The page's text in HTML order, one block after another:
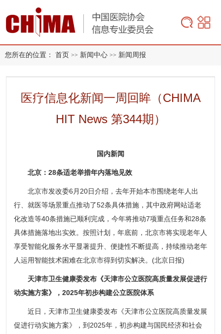
您所在的位置： 首页 >> 新闻中心 >> 新闻周报
医疗信息化新闻一周回眸（CHIMA
HIT News 第344期）
国内新闻
北京：28条适老举措年内落地见效
北京市发改委6月20日介绍，去年开始本市围绕老年人出
行、就医等场景重点推动了52条具体措施，其中政府网站适老
化改造等40条措施已顺利完成，今年将推动7项重点任务和28条
具体措施落地出实效。按照计划，年底前，北京市将实现老年人
享受智能化服务水平显著提升、便捷性不断提高，持续推动老年
人运用智能技术困难在北京市得到切实解决。(北京日报)
天津市卫生健康委发布《天津市公立医院高质量发展促进行
动实施方案》，2025年初步构建公立医院体系
近日，天津市卫生健康委发布《天津市公立医院高质量发展
促进行动实施方案》，到2025年，初步构建与国民经济和社会